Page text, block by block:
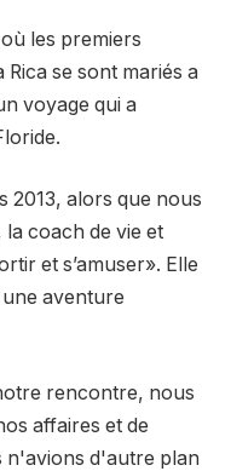
les premiers
se sont mariés a
voyage qui a
2013, alors que nous
coach de vie et
et s’amuser». Elle
une aventure
rencontre, nous
affaires et de
n'avions d'autre plan